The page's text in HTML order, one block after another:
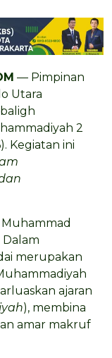
— Pimpinan
Utara
2
Kegiatan ini
Dalam
merupakan
ajaran
), membina
amar makruf